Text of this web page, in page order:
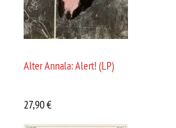
Alter Annala: Alert! (LP)
27,90€